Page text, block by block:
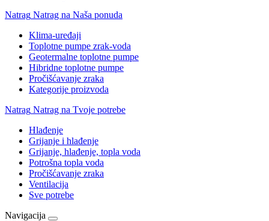
Natrag Natrag na Naša ponuda
Klima-uređaji
Toplotne pumpe zrak-voda
Geotermalne toplotne pumpe
Hibridne toplotne pumpe
Pročišćavanje zraka
Kategorije proizvoda
Natrag Natrag na Tvoje potrebe
Hlađenje
Grijanje i hlađenje
Grijanje, hlađenje, topla voda
Potrošna topla voda
Pročišćavanje zraka
Ventilacija
Sve potrebe
Navigacija